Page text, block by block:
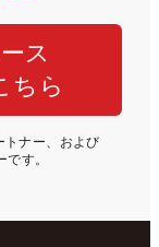
ス
ちら
トナー、および
す。